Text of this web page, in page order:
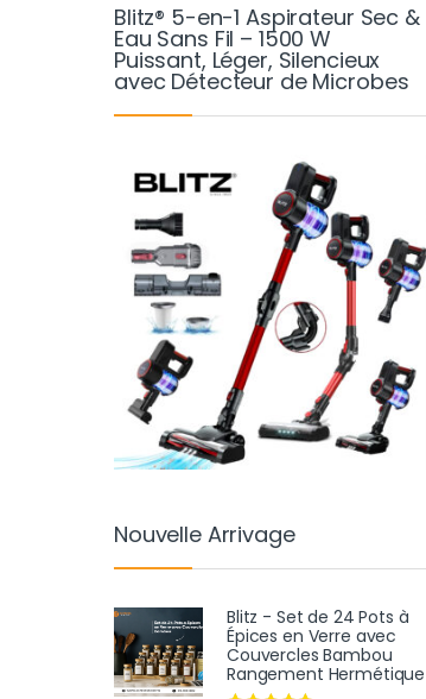
Blitz® 5-en-1 Aspirateur Sec &
Eau Sans Fil – 1500 W
Puissant, Léger, Silencieux
avec Détecteur de Microbes
Nouvelle Arrivage
Blitz - Set de 24 Pots à
Épices en Verre avec
Couvercles Bambou
Rangement Hermétique